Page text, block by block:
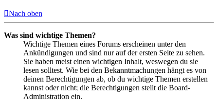
Nach oben
Was sind wichtige Themen?
Wichtige Themen eines Forums erscheinen unter den
Ankündigungen und sind nur auf der ersten Seite zu sehen.
Sie haben meist einen wichtigen Inhalt, weswegen du sie
lesen solltest. Wie bei den Bekanntmachungen hängt es von
deinen Berechtigungen ab, ob du wichtige Themen erstellen
kannst oder nicht; die Berechtigungen stellt die Board-
Administration ein.